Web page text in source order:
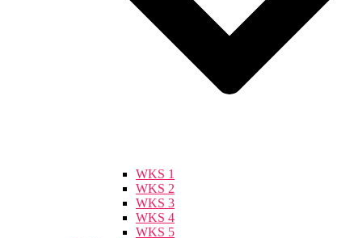
WKS 1
WKS 2
WKS 3
WKS 4
WKS 5